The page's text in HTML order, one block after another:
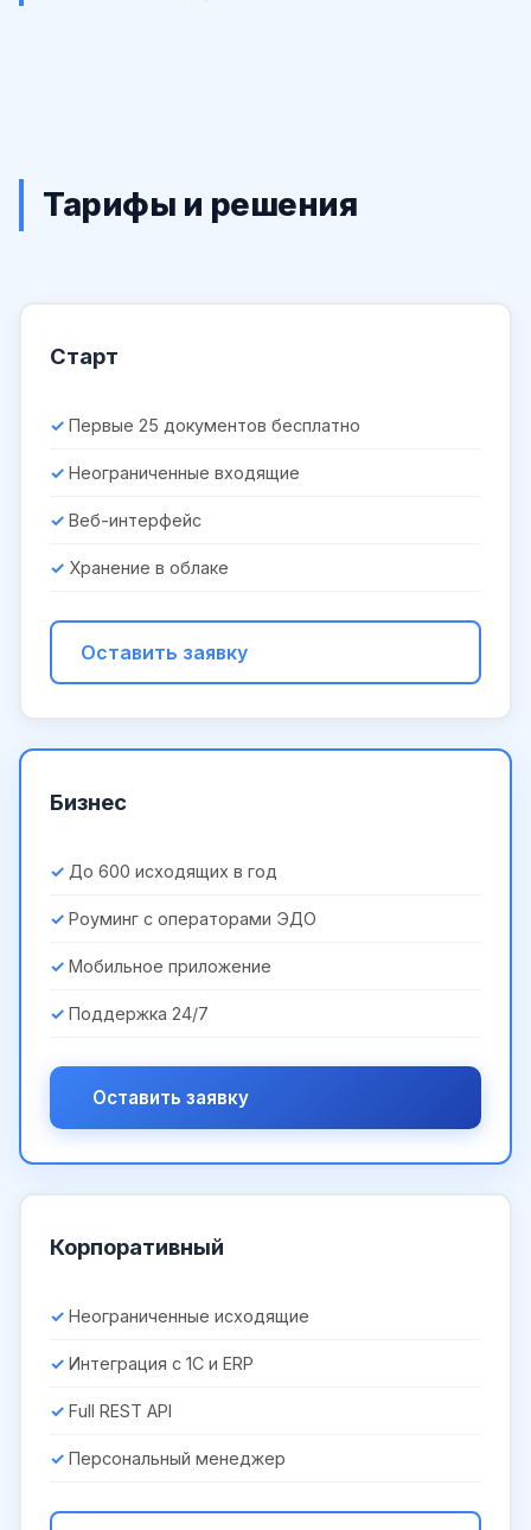
Тарифы и решения
Старт
Первые 25 документов бесплатно
Неограниченные входящие
Веб-интерфейс
Хранение в облаке
Оставить заявку
Бизнес
До 600 исходящих в год
Роуминг с операторами ЭДО
Мобильное приложение
Поддержка 24/7
Оставить заявку
Корпоративный
Неограниченные исходящие
Интеграция с 1С и ERP
Full REST API
Персональный менеджер